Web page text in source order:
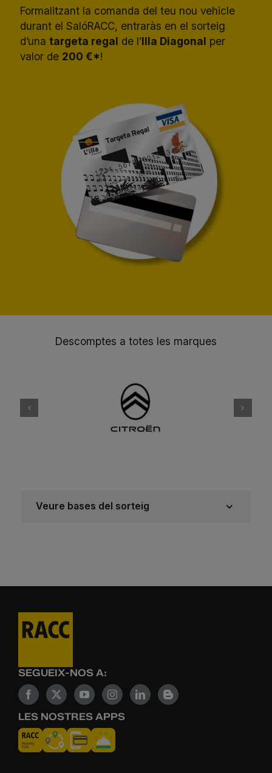
Formalitzant la comanda del teu nou vehicle
durant el SalóRACC, entraràs en el sorteig
d’unatargeta regal de l’Illa Diagonal per
valor de 200 €*!
Descomptes a totes les marques
Veure bases del sorteig
SEGUEIX-NOS A:
LES NOSTRES APPS